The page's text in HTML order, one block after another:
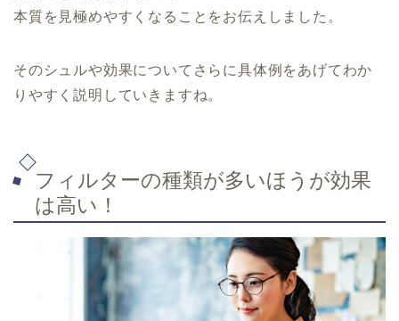
本質を見極めやすくなることをお伝えしました。
そのシュルや効果についてさらに具体例をあげてわか
りやすく説明していきますね。
フィルターの種類が多いほうが効果
は高い！